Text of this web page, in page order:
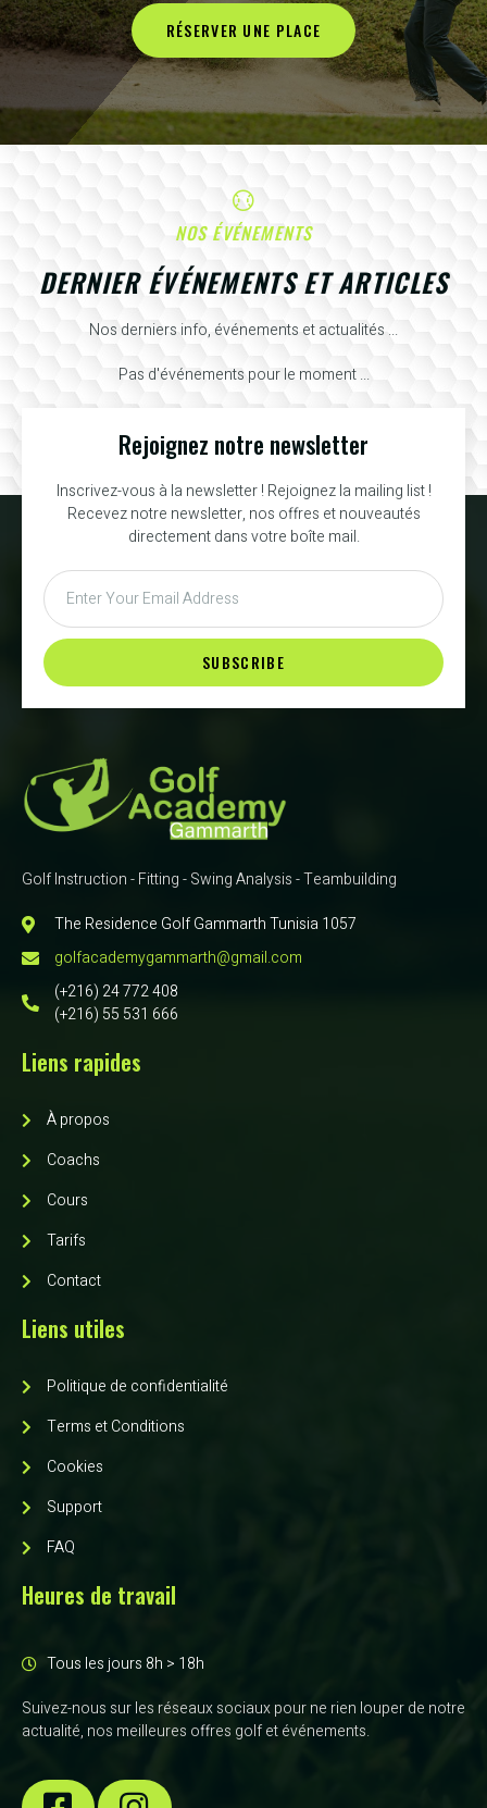
RÉSERVER UNE PLACE
NOS ÉVÉNEMENTS
DERNIER ÉVÉNEMENTS ET ARTICLES
Nos derniers info, événements et actualités ...
Pas d'événements pour le moment ...
Rejoignez notre newsletter
Inscrivez-vous à la newsletter ! Rejoignez la mailing list !
Recevez notre newsletter, nos offres et nouveautés
directement dans votre boîte mail.
SUBSCRIBE
Golf Instruction - Fitting - Swing Analysis - Teambuilding
The Residence Golf Gammarth Tunisia 1057
golfacademygammarth@gmail.com
(+216) 24 772 408
(+216) 55 531 666
Liens rapides
À propos
Coachs
Cours
Tarifs
Contact
Liens utiles
Politique de confidentialité
Terms et Conditions
Cookies
Support
FAQ
Heures de travail
Tous les jours 8h > 18h
Suivez-nous sur les réseaux sociaux pour ne rien louper de notre
actualité, nos meilleures offres golf et événements.